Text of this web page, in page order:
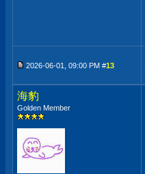
2026-06-01, 09:00 PM #13
海豹
Golden Member